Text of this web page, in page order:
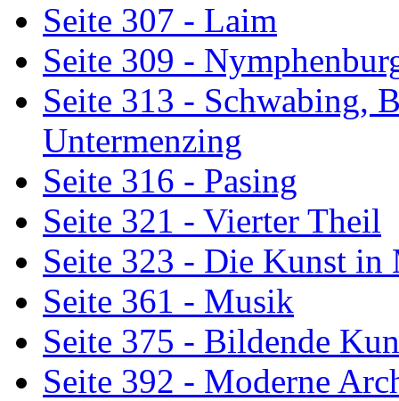
Seite 307 - Laim
Seite 309 -
Seite 313 - Schwabing,
Untermenzing
Seite 316 - Pasing
Seite 321 - Vierter Theil
Seite 323 - Die Kunst in
Seite 361 - Musik
Seite 375 - Bildende
Seite 392 - Moderne